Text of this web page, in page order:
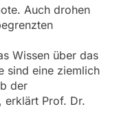
Auch drohen
Wissen über das
sind eine ziemlich
der
erklärt Prof. Dr.